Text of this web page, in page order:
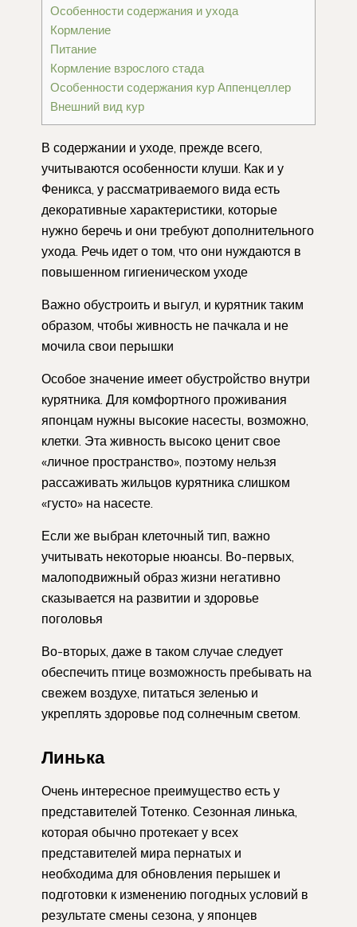
Особенности содержания и ухода
Кормление
Питание
Кормление взрослого стада
Особенности содержания кур Аппенцеллер
Внешний вид кур
В содержании и уходе, прежде всего,
учитываются особенности клуши. Как и у
Феникса, у рассматриваемого вида есть
декоративные характеристики, которые
нужно беречь и они требуют дополнительного
ухода. Речь идет о том, что они нуждаются в
повышенном гигиеническом уходе
Важно обустроить и выгул, и курятник таким
образом, чтобы живность не пачкала и не
мочила свои перышки
Особое значение имеет обустройство внутри
курятника. Для комфортного проживания
японцам нужны высокие насесты, возможно,
клетки. Эта живность высоко ценит свое
«личное пространство», поэтому нельзя
рассаживать жильцов курятника слишком
«густо» на насесте.
Если же выбран клеточный тип, важно
учитывать некоторые нюансы. Во-первых,
малоподвижный образ жизни негативно
сказывается на развитии и здоровье
поголовья
Во-вторых, даже в таком случае следует
обеспечить птице возможность пребывать на
свежем воздухе, питаться зеленью и
укреплять здоровье под солнечным светом.
Линька
Очень интересное преимущество есть у
представителей Тотенко. Сезонная линька,
которая обычно протекает у всех
представителей мира пернатых и
необходима для обновления перышек и
подготовки к изменению погодных условий в
результате смены сезона, у японцев